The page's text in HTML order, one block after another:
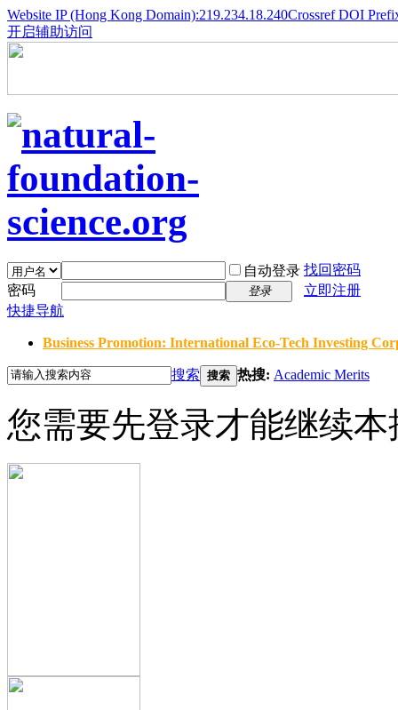
Website IP (Hong Kong Domain):219.234.18.240Crossref DOI
开启辅助访问
自动登录 找回密码
密码
登录
立即注册
快捷导航
Business Promotion: International Eco-Tech Investing
搜索 搜索 热搜: Academic Merits
您需要先登录才能继续本